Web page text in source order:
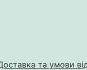
та умови